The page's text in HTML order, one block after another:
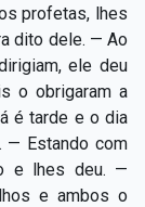
profetas, lhes
dito dele. — Ao
ele deu
o obrigaram a
é tarde e o dia
— Estando com
e lhes deu. —
e ambos o